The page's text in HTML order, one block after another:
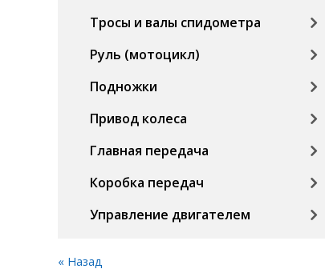
Тросы и валы спидометра
Руль (мотоцикл)
Подножки
Привод колеса
Главная передача
Коробка передач
Управление двигателем
« Назад